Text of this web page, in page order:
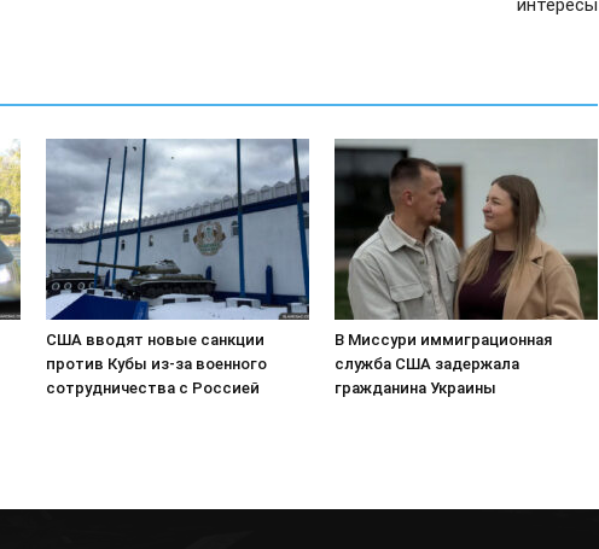
интересы
США вводят новые санкции
против Кубы из-за военного
сотрудничества с Россией
В Миссури иммиграционная
служба США задержала
гражданина Украины